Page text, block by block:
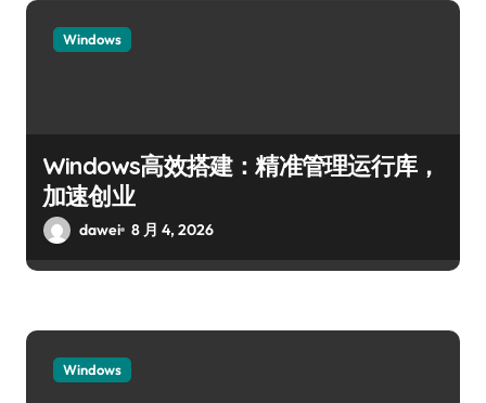
Windows
Windows高效搭建：精准管理运行库，
加速创业
dawei 8 月 4, 2026
Windows